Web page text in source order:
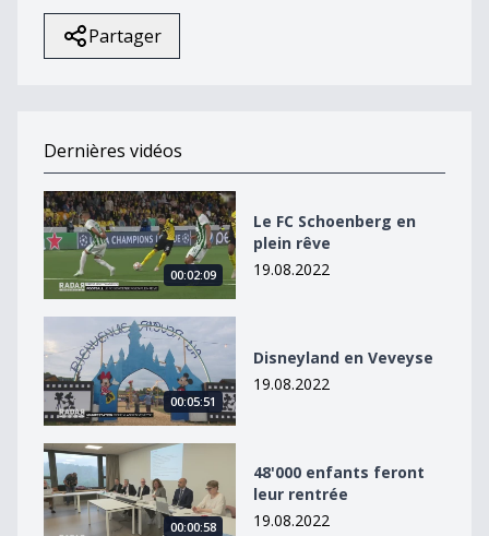
Partager
Dernières vidéos
Le FC Schoenberg en plein rêve
00:02:09
Le FC Schoenberg en
plein rêve
19.08.2022
Disneyland en Veveyse
00:05:51
Disneyland en Veveyse
19.08.2022
48&#039;000 enfants feront leur rentrée
00:00:58
48'000 enfants feront
leur rentrée
19.08.2022